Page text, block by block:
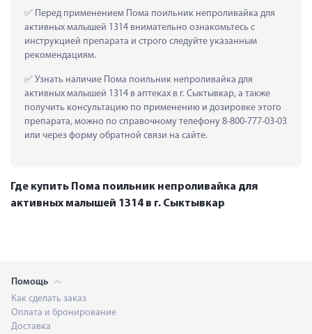
Перед применением Пома поильник непроливайка для
активных малышей 1314 внимательно ознакомьтесь с
инструкцией препарата и строго следуйте указанным
рекомендациям.
Узнать наличие Пома поильник непроливайка для
активных малышей 1314 в аптеках в г. Сыктывкар, а также
получить консультацию по применению и дозировке этого
препарата, можно по справочному телефону 8-800-777-03-03
или через форму обратной связи на сайте.
Где купить Пома поильник непроливайка для
активных малышей 1314 в г. Сыктывкар
Помощь
Как сделать заказ
Оплата и бронирование
Доставка